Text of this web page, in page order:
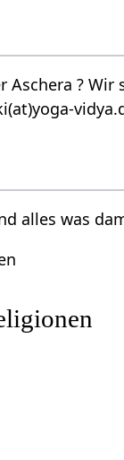
?
alles was